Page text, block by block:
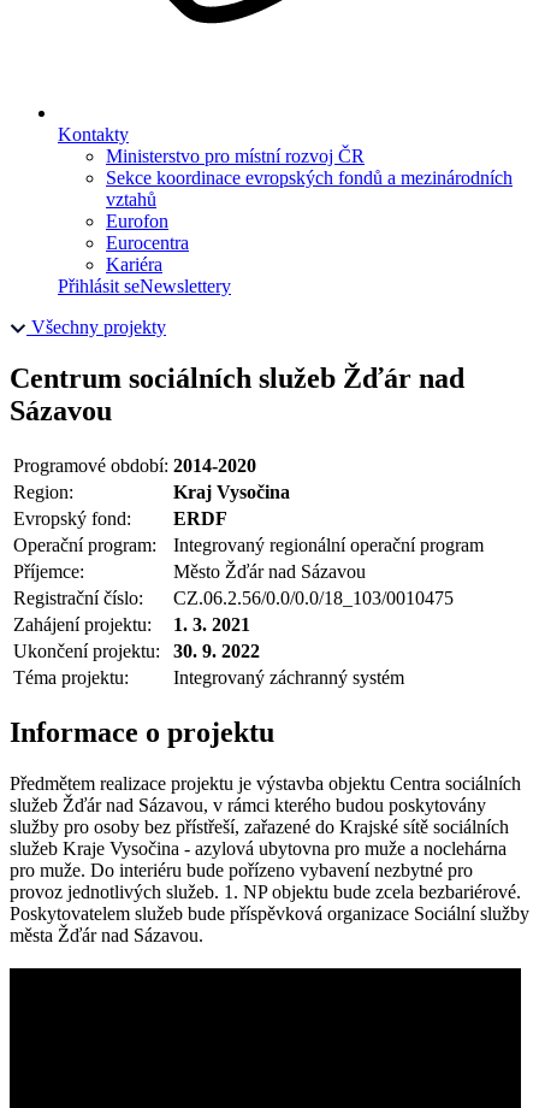
Kontakty
Ministerstvo pro místní rozvoj ČR
Sekce koordinace evropských fondů a mezinárodních
vztahů
Eurofon
Eurocentra
Kariéra
Přihlásit seNewslettery
Všechny projekty
Centrum sociálních služeb Žďár nad
Sázavou
Programové období: 2014-2020
Region:
Kraj Vysočina
Evropský fond:
ERDF
Operační program:
Integrovaný regionální operační program
Příjemce:
Město Žďár nad Sázavou
Registrační číslo:
CZ.06.2.56/0.0/0.0/18_103/0010475
Zahájení projektu:
1. 3. 2021
Ukončení projektu:
30. 9. 2022
Téma projektu:
Integrovaný záchranný systém
Informace o projektu
Předmětem realizace projektu je výstavba objektu Centra sociálních
služeb Žďár nad Sázavou, v rámci kterého budou poskytovány
služby pro osoby bez přístřeší, zařazené do Krajské sítě sociálních
služeb Kraje Vysočina - azylová ubytovna pro muže a noclehárna
pro muže. Do interiéru bude pořízeno vybavení nezbytné pro
provoz jednotlivých služeb. 1. NP objektu bude zcela bezbariérové.
Poskytovatelem služeb bude příspěvková organizace Sociální služby
města Žďár nad Sázavou.